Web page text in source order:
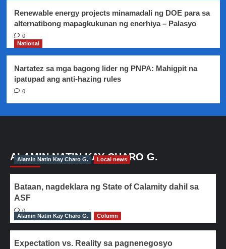
Renewable energy projects minamadali ng DOE para sa
alternatibong mapagkukunan ng enerhiya – Palasyo
0
National
Nartatez sa mga bagong lider ng PNPA: Mahigpit na
ipatupad ang anti-hazing rules
0
ALAMIN NATIN KAY CHARO G.
Alamin Natin Kay Charo G. Local news
Bataan, nagdeklara ng State of Calamity dahil sa
ASF
0
Alamin Natin Kay Charo G.
Column
Expectation vs. Reality sa pagnenegosyo